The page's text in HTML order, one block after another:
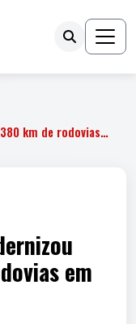
km de rodovias…
em